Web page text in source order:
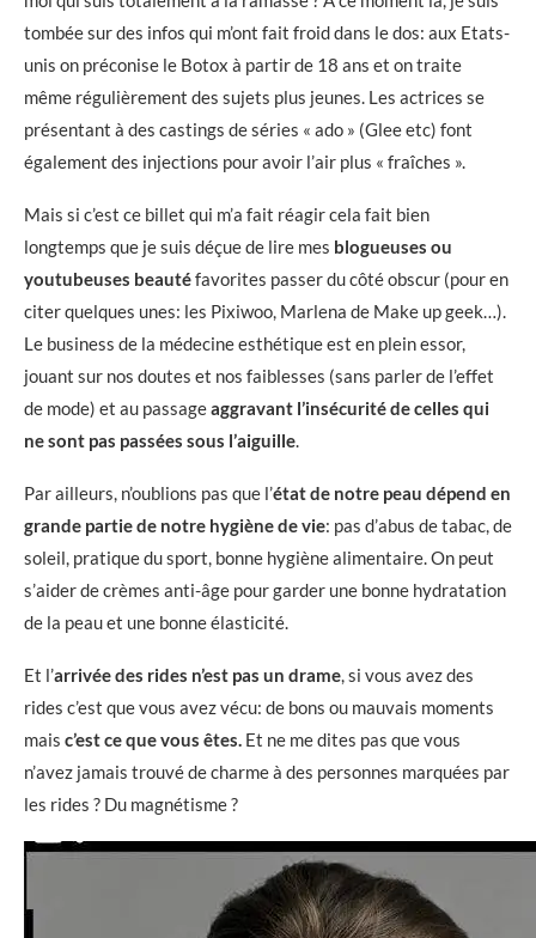
tombée sur des infos qui m’ont fait froid dans le dos: aux Etats-
unis on préconise le Botox à partir de 18 ans et on traite
même régulièrement des sujets plus jeunes. Les actrices se
présentant à des castings de séries « ado » (Glee etc) font
également des injections pour avoir l’air plus « fraîches ».
Mais si c’est ce billet qui m’a fait réagir cela fait bien
longtemps que je suis déçue de lire mes blogueuses ou
youtubeuses beautéfavorites passer du côté obscur (pour en
citer quelques unes: les Pixiwoo, Marlena de Make up geek…).
Le business de la médecine esthétique est en plein essor,
jouant sur nos doutes et nos faiblesses (sans parler de l’effet
de mode) et au passageaggravant l’insécurité de celles qui
ne sont pas passées sous l’aiguille.
Par ailleurs, n’oublions pas que l’état de notre peau dépend en
grande partie de notre hygiène de vie: pas d’abus de tabac, de
soleil, pratique du sport, bonne hygiène alimentaire. On peut
s’aider de crèmes anti-âge pour garder une bonne hydratation
de la peau et une bonne élasticité.
Et l’arrivée des rides n’est pas un drame, si vous avez des
rides c’est que vous avez vécu: de bons ou mauvais moments
mais c’est ce que vous êtes. Et ne me dites pas que vous
n’avez jamais trouvé de charme à des personnes marquées par
les rides ? Du magnétisme ?